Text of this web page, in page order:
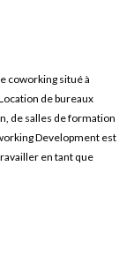
coworking situé à
de bureaux
de salles de formation
Development est
en tant que